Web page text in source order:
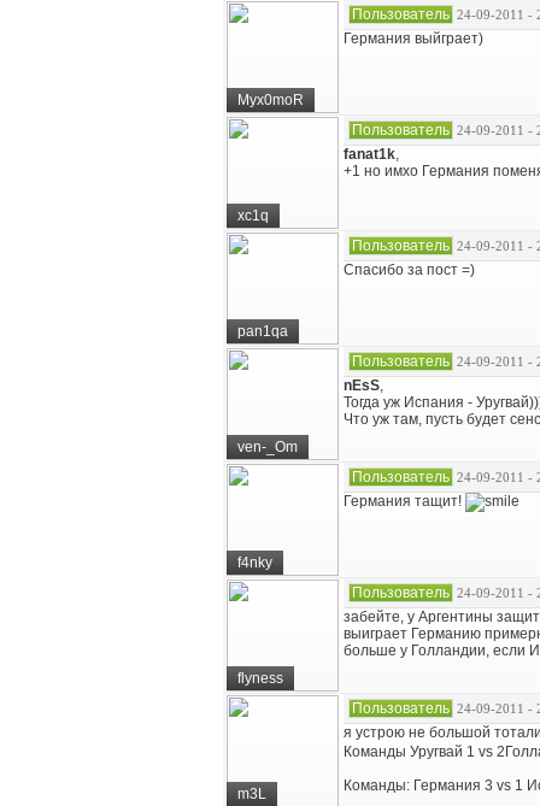
Myx0moR
Пользователь 24-09-2011 -
Германия выйграет)
xc1q
Пользователь 24-09-2011 -
fanat1k,
+1 но имхо Германия
pan1qa
Пользователь 24-09-2011 -
Спасибо за пост =)
ven-_Om
Пользователь 24-09-2011 -
nEsS,
Тогда уж Испания -
Что уж там, пусть будет
f4nky
Пользователь 24-09-2011 -
Германия тащит!
flyness
Пользователь 24-09-2011 -
забейте, у Аргентины
выиграет Германию
больше у Голландии, если
m3L
Пользователь 24-09-2011 -
я устрою не большой
Команды Уругвай 1 vs
Команды: Германия 3 vs 1